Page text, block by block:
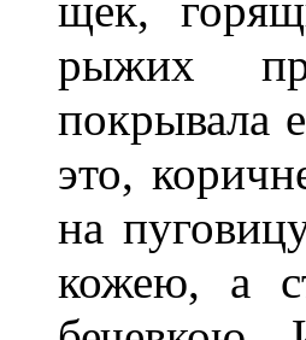
рыжих
покрывала
это,
на
кожею, а